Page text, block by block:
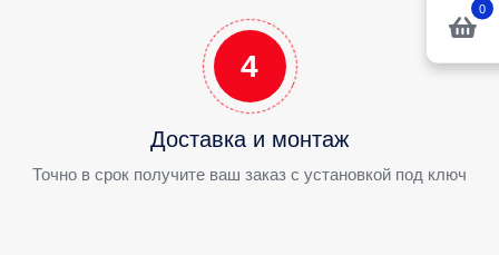
0
4
Доставка и монтаж
Точно в срок получите ваш заказ с установкой под ключ